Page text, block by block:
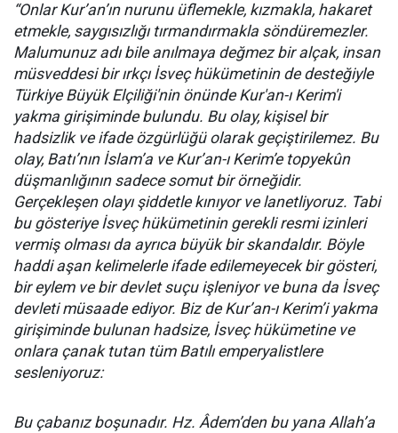
“Onlar Kur’an’ın nurunu üflemekle, kızmakla, hakaret
etmekle, saygısızlığı tırmandırmakla söndüremezler.
Malumunuz adı bile anılmaya değmez bir alçak, insan
müsveddesi bir ırkçı İsveç hükümetinin de desteğiyle
Türkiye Büyük Elçiliği'nin önünde Kur'an-ı Kerim'i
yakma girişiminde bulundu. Bu olay, kişisel bir
hadsizlik ve ifade özgürlüğü olarak geçiştirilemez. Bu
olay, Batı’nın İslam’a ve Kur’an-ı Kerim’e topyekûn
düşmanlığının sadece somut bir örneğidir.
Gerçekleşen olayı şiddetle kınıyor ve lanetliyoruz. Tabi
bu gösteriye İsveç hükümetinin gerekli resmi izinleri
vermiş olması da ayrıca büyük bir skandaldır. Böyle
haddi aşan kelimelerle ifade edilemeyecek bir gösteri,
bir eylem ve bir devlet suçu işleniyor ve buna da İsveç
devleti müsaade ediyor. Biz de Kur’an-ı Kerim’i yakma
girişiminde bulunan hadsize, İsveç hükümetine ve
onlara çanak tutan tüm Batılı emperyalistlere
sesleniyoruz:
Bu çabanız boşunadır. Hz. Âdem’den bu yana Allah’a